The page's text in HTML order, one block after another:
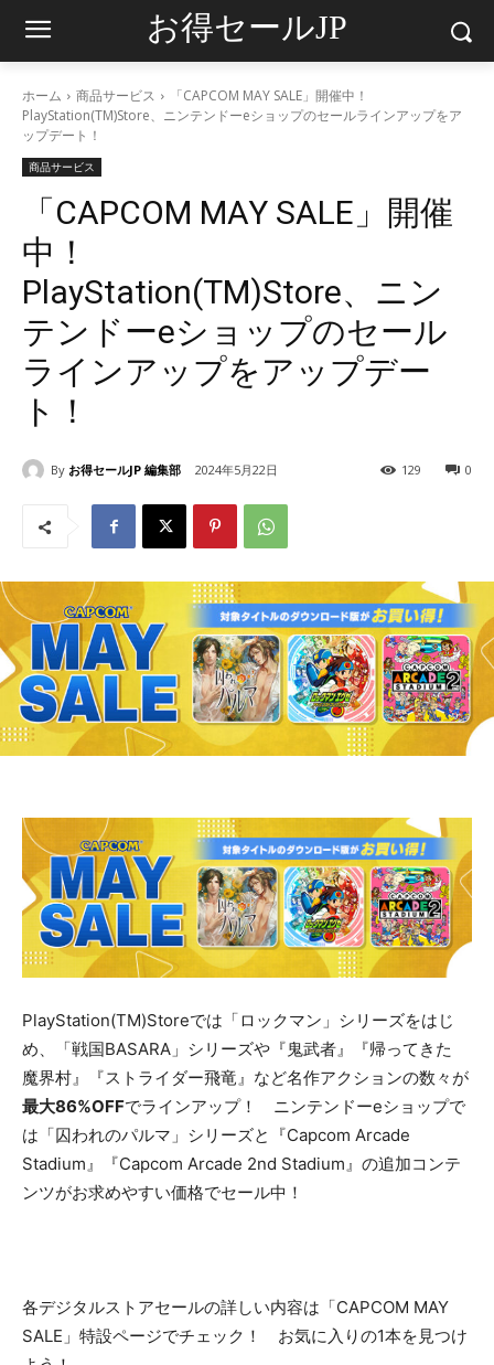
お得セールJP
ホーム 商品サービス
「CAPCOM MAY SALE」開催中！
PlayStation(TM)Store、ニンテンドーeショップのセールラインアップをア
ップデート！
商品サービス
「CAPCOM MAY SALE」開催
中！
PlayStation(TM)Store、ニン
テンドーeショップのセール
ラインアップをアップデー
ト！
By お得セールJP 編集部 2024年5月22日 0
129
PlayStation(TM)Storeでは「ロックマン」シリーズをはじ
め、「戦国BASARA」シリーズや『鬼武者』『帰ってきた
魔界村』『ストライダー飛竜』など名作アクションの数々が
最大86%OFFでラインアップ！ ニンテンドーeショップで
は「囚われのパルマ」シリーズと『Capcom Arcade
Stadium』『Capcom Arcade 2nd Stadium』の追加コンテ
ンツがお求めやすい価格でセール中！
各デジタルストアセールの詳しい内容は「CAPCOM MAY
SALE」特設ページでチェック！ お気に入りの1本を見つけ